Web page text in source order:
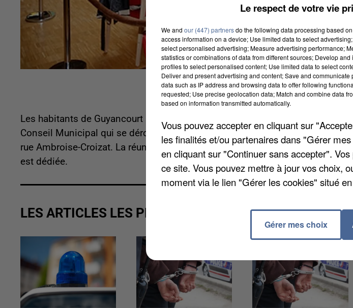
Les habitants de Guyancourt sont invités à assister à l'élection du maire et
Conseil Municipal qui se déroulera mardi 15 novembre à 19 heures. Rendez-
rue Ambroise-Croizat. La réunion du Conseil Municipal est publique et se
est dédiée.
LES ARTICLES LES PLUS VUS
Le respect de votre vie
We and our (447) partnersdo the following data processing based
access information on a device; Use limited data to select
select personalised advertising; Measure advertising performance;
statistics or combinations of data from different sources; Develop
profiles to select personalised content; Use limited data to select
Deliver and present advertising and content; Save and
data such as IP address and browsing data to offer following
requested; Use precise geolocation data; Match and combine data
based on information transmitted automatically.
Vous pouvez accepter en cliquant sur
les finalités et/ou partenaires dans "Gérer
en cliquant sur "Continuer sans accepter".
ce site. Vous pouvez mettre à jour vos choix,
moment via le lien "Gérer les cookies" situé
Gérer mes choix